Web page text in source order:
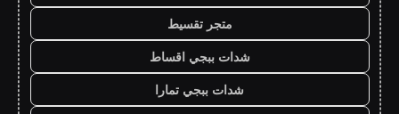
متجر تقسيط
شدات ببجي اقساط
شدات ببجي تمارا